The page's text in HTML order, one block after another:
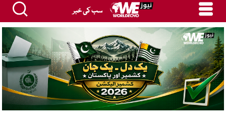
سب کی خبر